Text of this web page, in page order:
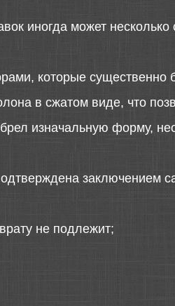
иногда может
которые существенно
в сжатом виде, что
изначальную форму,
заключением
не подлежит;